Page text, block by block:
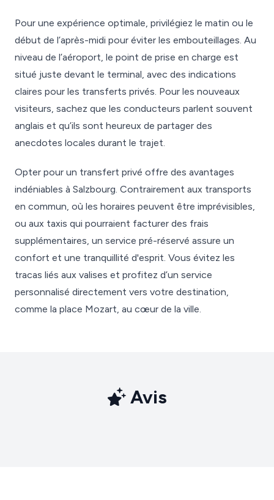
Pour une expérience optimale, privilégiez le matin ou le
début de l’après-midi pour éviter les embouteillages. Au
niveau de l’aéroport, le point de prise en charge est
situé juste devant le terminal, avec des indications
claires pour les transferts privés. Pour les nouveaux
visiteurs, sachez que les conducteurs parlent souvent
anglais et qu’ils sont heureux de partager des
anecdotes locales durant le trajet.
Opter pour un transfert privé offre des avantages
indéniables à Salzbourg. Contrairement aux transports
en commun, où les horaires peuvent être imprévisibles,
ou aux taxis qui pourraient facturer des frais
supplémentaires, un service pré-réservé assure un
confort et une tranquillité d'esprit. Vous évitez les
tracas liés aux valises et profitez d’un service
personnalisé directement vers votre destination,
comme la place Mozart, au cœur de la ville.
Avis